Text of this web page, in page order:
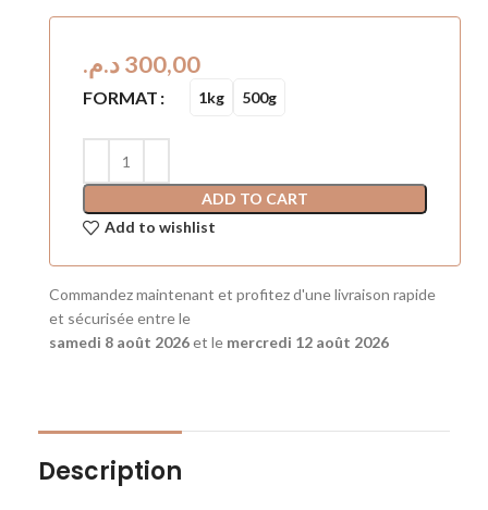
د.م.
FORMAT 1kg 500g
ADD TO CART
Add to wishlist
Commandez maintenant et profitez d'une livraison rapide
et sécurisée entre le
samedi 8 août 2026et le mercredi 12 août 2026
Description